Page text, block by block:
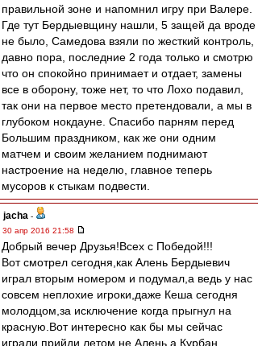
правильной зоне и напомнил игру при Валере.
Где тут Бердыевщину нашли, 5 защей да вроде
не было, Самедова взяли по жесткий контроль,
давно пора, последние 2 года только и смотрю
что он спокойно принимает и отдает, замены
все в оборону, тоже нет, то что Лохо подавил,
так они на первое место претендовали, а мы в
глубоком нокдауне. Спасибо парням перед
Большим праздником, как же они одним
матчем и своим желанием поднимают
настроение на неделю, главное теперь
мусоров к стыкам подвести.
jacha -
30 апр 2016 21:58
Добрый вечер Друзья!Всех с Победой!!!
Вот смотрел сегодня,как Алень Бердыевич
играл вторым номером и подумал,а ведь у нас
совсем неплохие игроки,даже Кеша сегодня
молодцом,за исключение когда прыгнул на
красную.Вот интересно как бы мы сейчас
играли прийди летом не Алень,а Курбан